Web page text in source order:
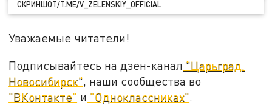
СКРИНШОТ/T.ME/V_ZELENSKIY_OFFICIAL
Уважаемые читатели!
Подписывайтесь на дзен-канал "Царьград.
Новосибирск", наши сообщества во
"ВКонтакте" и "Одноклассниках".